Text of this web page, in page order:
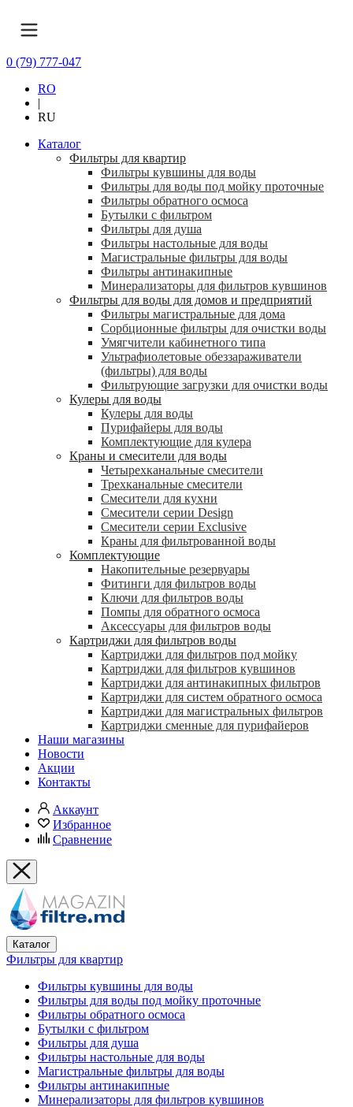
0 (79) 777-047
RO
|
RU
Каталог
Фильтры для квартир
Фильтры кувшины для воды
Фильтры для воды под мойку проточные
Фильтры обратного осмоса
Бутылки с фильтром
Фильтры для душа
Фильтры настольные для воды
Магистральные фильтры для воды
Фильтры антинакипные
Минерализаторы для фильтров кувшинов
Фильтры для воды для домов и предприятий
Фильтры магистральные для дома
Сорбционные фильтры для очистки воды
Умягчители кабинетного типа
Ультрафиолетовые обеззараживатели
(фильтры) для воды
Фильтрующие загрузки для очистки воды
Кулеры для воды
Кулеры для воды
Пурифайеры для воды
Комплектующие для кулера
Краны и смесители для воды
Четырехканальные смесители
Трехканальные смесители
Смесители для кухни
Смесители серии Design
Смесители серии Exclusive
Краны для фильтрованной воды
Комплектующие
Накопительные резервуары
Фитинги для фильтров воды
Ключи для фильтров воды
Помпы для обратного осмоса
Аксессуары для фильтров воды
Картриджи для фильтров воды
Картриджи для фильтров под мойку
Картриджи для фильтров кувшинов
Картриджи для антинакипных фильтров
Картриджи для систем обратного осмоса
Картриджи для магистральных фильтров
Картриджи сменные для пурифайеров
Наши магазины
Новости
Акции
Контакты
Аккаунт
Избранное
Сравнение
Каталог
Фильтры для квартир
Фильтры кувшины для воды
Фильтры для воды под мойку проточные
Фильтры обратного осмоса
Бутылки с фильтром
Фильтры для душа
Фильтры настольные для воды
Магистральные фильтры для воды
Фильтры антинакипные
Минерализаторы для фильтров кувшинов